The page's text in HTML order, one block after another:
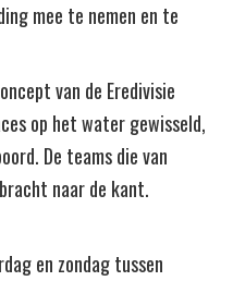
mee te nemen en te
van de Eredivisie
op het water gewisseld,
De teams die van
naar de kant.
en zondag tussen